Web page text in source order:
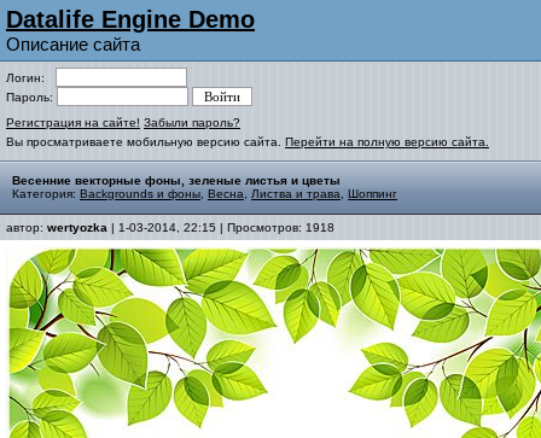
Datalife Engine Demo
Описание сайта
Логин:
Пароль:
Регистрация на сайте! Забыли пароль?
Вы просматриваете мобильную версию сайта. Перейти на полную версию сайта.
Весенние векторные фоны, зеленые листья и цветы
Категория: Backgrounds и фоны Весна Листва и трава Шоппинг
автор: wertyozka | 1-03-2014, 22:15 | Просмотров: 1918